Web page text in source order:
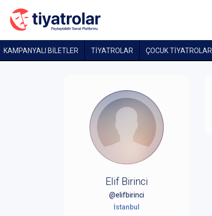
KAMPANYALI BİLETLER TİYATROLAR ÇOCUK TIYATROLARI
Elif Birinci
@elifbirinci
İstanbul